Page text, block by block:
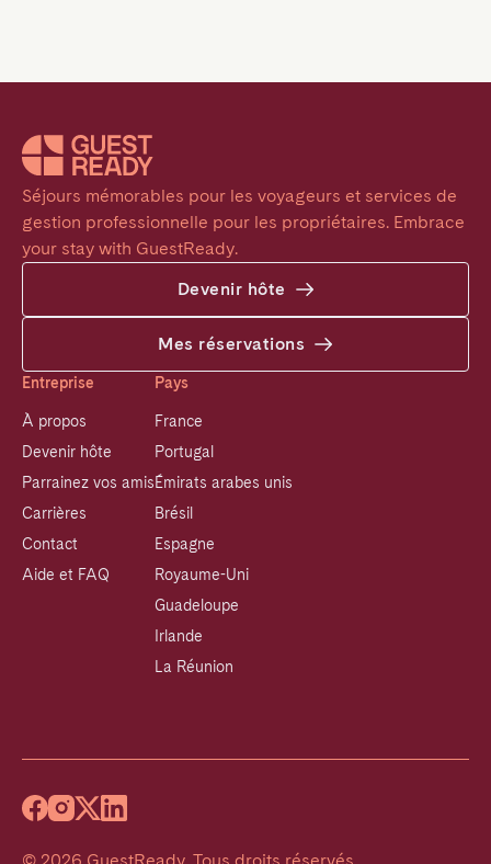
Séjours mémorables pour les voyageurs et services de
gestion professionnelle pour les propriétaires. Embrace
your stay with GuestReady.
Devenir hôte
Mes réservations
Entreprise
À propos
Devenir hôte
Parrainez vos amis
Carrières
Contact
Aide et FAQ
Pays
France
Portugal
Émirats arabes unis
Brésil
Espagne
Royaume-Uni
Guadeloupe
Irlande
La Réunion